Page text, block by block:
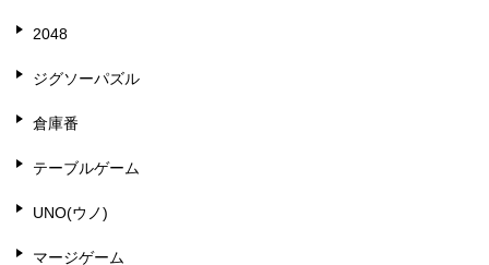
2048
ジグソーパズル
倉庫番
テーブルゲーム
UNO(ウノ)
マージゲーム